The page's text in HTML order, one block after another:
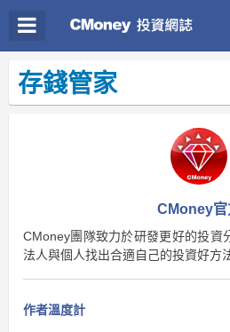
存錢管家
CMoney官
CMoney團隊致力於研發更好的投資
法人與個人找出合適自己的投資好方
作者溫度計